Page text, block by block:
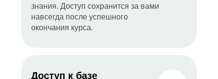
Доступ к базе
знания. Доступ сохранится за вами
навсегда после успешного
окончания курса.